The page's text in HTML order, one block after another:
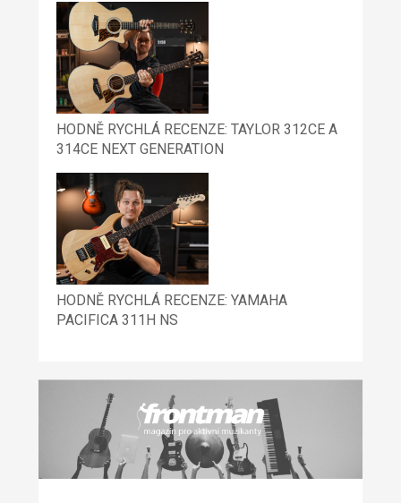
HODNĚ RYCHLÁ RECENZE: TAYLOR 312CE A
314CE NEXT GENERATION
HODNĚ RYCHLÁ RECENZE: YAMAHA
PACIFICA 311H NS